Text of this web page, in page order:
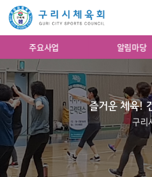
주요사업 알림마당
즐거운 체육!
구리